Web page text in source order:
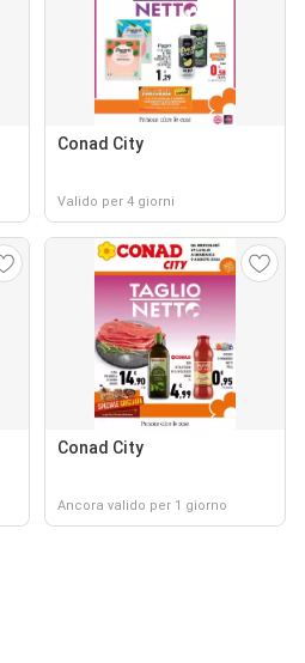
Conad City
Valido per 4 giorni
Conad City
Ancora valido per 1 giorno